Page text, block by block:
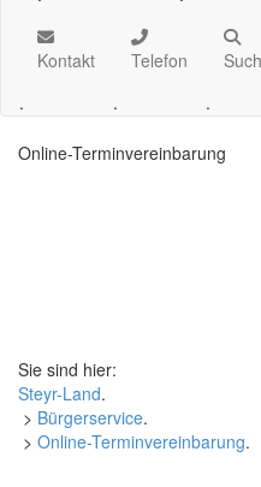
Kontakt
.
Telefon
.
.
Online-Terminvereinbarung
Sie sind hier:
Steyr-Land.
> Bürgerservice.
> Online-Terminvereinbarung.